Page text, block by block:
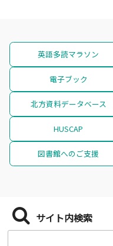
英語多読マラソン
電子ブック
北方資料データベース
HUSCAP
図書館へのご支援
サイト内検索